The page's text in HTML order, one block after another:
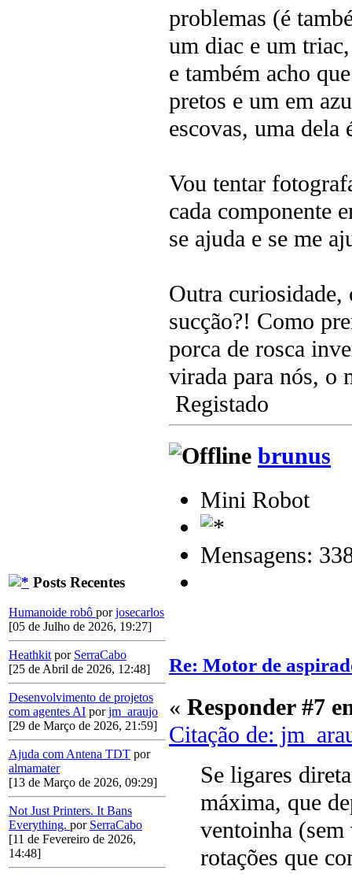
Posts Recentes
Humanoide robô porjosecarlos
[05 de Julho de 2026, 19:27]
Heathkit por SerraCabo
[25 de Abril de 2026, 12:48]
Desenvolvimento de projetos
com agentes AI porjm_araujo
[29 de Março de 2026, 21:59]
Ajuda com Antena TDT por
almamater
[13 de Março de 2026, 09:29]
Not Just Printers. It Bans
Everything. por SerraCabo
[11 de Fevereiro de 2026,
14:48]
problemas (é
um diac e um
e também acho
pretos e um em
escovas, uma
Vou tentar
cada componente
se ajuda e se me
Outra curiosidade,
sucção?! Como
porca de rosca
virada para nós, o
Registado
brunus
Mini Robot
Mensagens:
Re: Motor de
« Responder #7
Citação de:
Se ligares
máxima, que
ventoinha (sem
rotações que